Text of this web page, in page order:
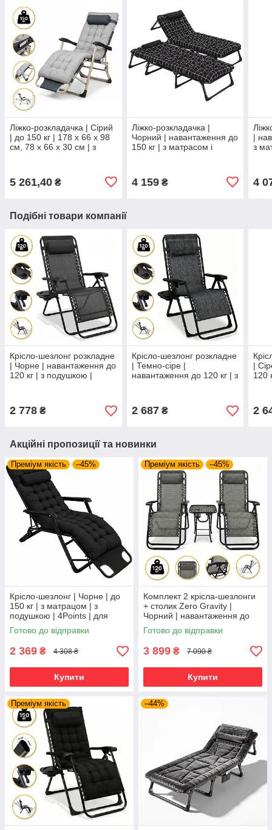
Ліжко-розкладачка | Сірий
| до 150 кг | 178 х 66 х 98
см, 78 х 66 х 30 см | з
5 261,40 ₴
Ліжко-розкладачка |
Чорний | навантаження до
150 кг | з матрасом і
4 159₴
|
з
4
Подібні товари компанії
Крісло-шезлонг розкладне
| Чорне | навантаження до
120 кг | з подушкою |
дачі та
2 778 ₴
Крісло-шезлонг розкладне
| Темно-сіре |
навантаження до 120 кг | з
Gravity для дому, дачі
2 687₴
|
120
дачі
2
Акційні пропозиції та новинки
Преміум якість –45%
Крісло-шезлонг | Чорне | до
150 кг | з матрацом | з
подушкою | 4Points | для
дому, дачі та відпочинку
Готово до відправки
2 369 ₴ 4 308 ₴
Купити
Преміум якість –45%
Комплект 2 крісла-шезлонги
+ столик Zero Gravity |
Чорний | навантаження до
120 кг | 2 крісла + столик |
LEOBRO LB-ZGT-F3-PLD |
Готово до відправки
3 899 ₴ 7 090 ₴
Купити
Преміум якість –44%